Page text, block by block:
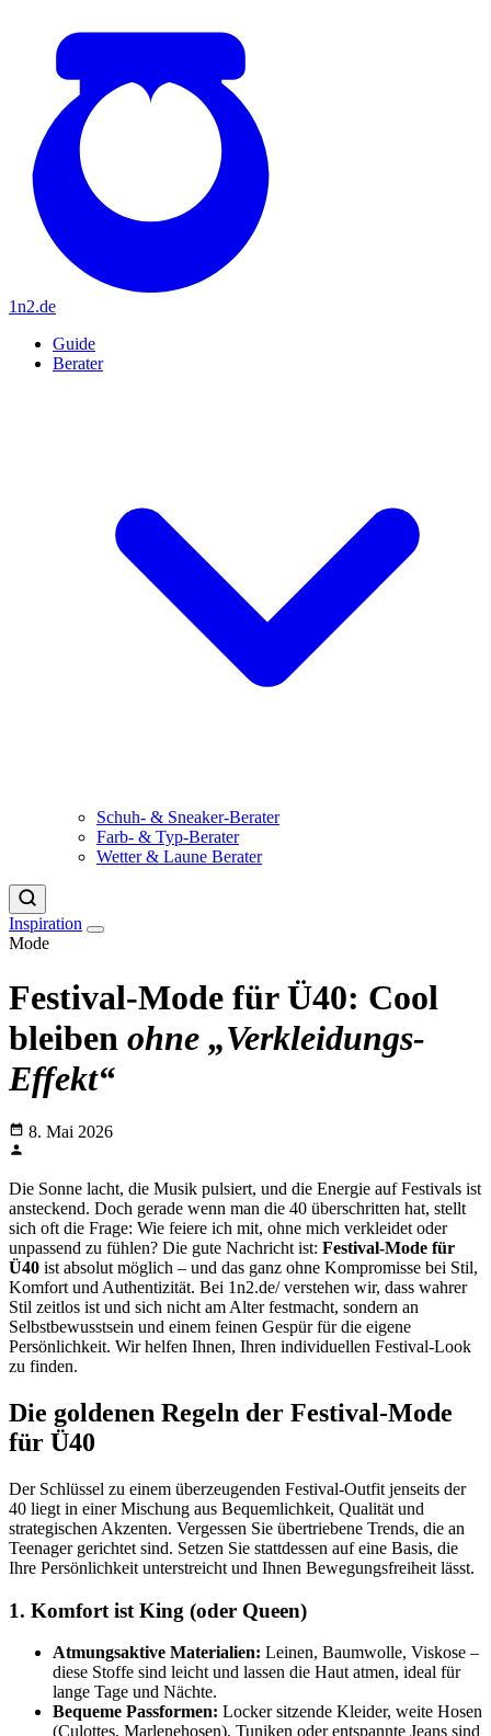
1n2.de
Guide
Berater
Schuh- & Sneaker-Berater
Farb- & Typ-Berater
Wetter & Laune Berater
Inspiration
Mode
Festival-Mode für Ü40: Cool
bleiben ohne „Verkleidungs-
Effekt“
8. Mai 2026
Die Sonne lacht, die Musik pulsiert, und die Energie auf Festivals ist
ansteckend. Doch gerade wenn man die 40 überschritten hat, stellt
sich oft die Frage: Wie feiere ich mit, ohne mich verkleidet oder
unpassend zu fühlen? Die gute Nachricht ist: Festival-Mode für
Ü40 ist absolut möglich – und das ganz ohne Kompromisse bei Stil,
Komfort und Authentizität. Bei 1n2.de/ verstehen wir, dass wahrer
Stil zeitlos ist und sich nicht am Alter festmacht, sondern an
Selbstbewusstsein und einem feinen Gespür für die eigene
Persönlichkeit. Wir helfen Ihnen, Ihren individuellen Festival-Look
zu finden.
Die goldenen Regeln der Festival-Mode
für Ü40
Der Schlüssel zu einem überzeugenden Festival-Outfit jenseits der
40 liegt in einer Mischung aus Bequemlichkeit, Qualität und
strategischen Akzenten. Vergessen Sie übertriebene Trends, die an
Teenager gerichtet sind. Setzen Sie stattdessen auf eine Basis, die
Ihre Persönlichkeit unterstreicht und Ihnen Bewegungsfreiheit lässt.
1. Komfort ist King (oder Queen)
Atmungsaktive Materialien: Leinen, Baumwolle, Viskose –
diese Stoffe sind leicht und lassen die Haut atmen, ideal für
lange Tage und Nächte.
Bequeme Passformen: Locker sitzende Kleider, weite Hosen
(Culottes, Marlenehosen), Tuniken oder entspannte Jeans sind